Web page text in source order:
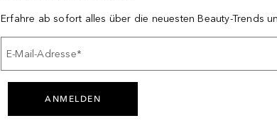
Erfahre ab sofort alles über die neuesten Beauty-Trends
E-Mail-Adresse*
ANMELDEN